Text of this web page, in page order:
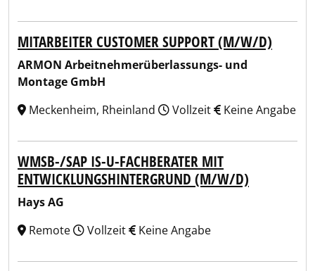
MITARBEITER CUSTOMER SUPPORT (M/W/D)
ARMON Arbeitnehmerüberlassungs- und
Montage GmbH
Meckenheim, Rheinland
Vollzeit Keine Angabe
WMSB-/SAP IS-U-FACHBERATER MIT
ENTWICKLUNGSHINTERGRUND (M/W/D)
Hays AG
Remote
Vollzeit Keine Angabe